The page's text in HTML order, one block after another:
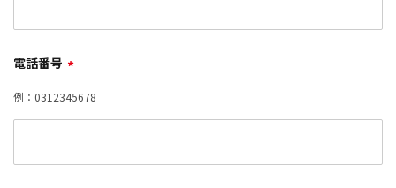
電話番号 *
例：0312345678